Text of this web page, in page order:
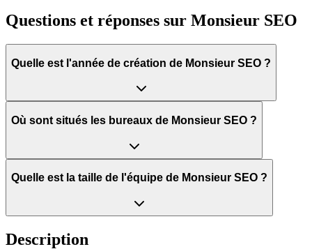
Questions et réponses sur Monsieur SEO
Quelle est l'année de création de Monsieur SEO ?
Où sont situés les bureaux de Monsieur SEO ?
Quelle est la taille de l'équipe de Monsieur SEO ?
Description